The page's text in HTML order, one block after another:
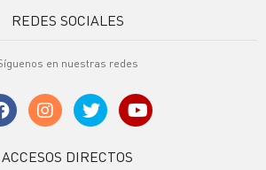
REDES SOCIALES
en nuestras redes
ACCESOS DIRECTOS